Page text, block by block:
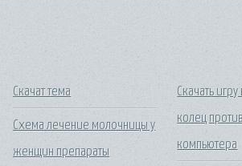
Скачат тема
Схема лечение молочницы у
женщин препараты
Скачать
колец
компьютера